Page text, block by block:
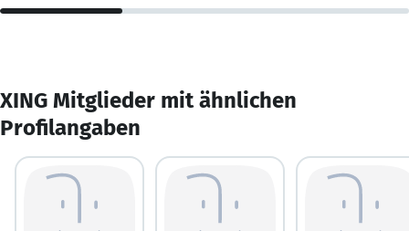
XING Mitglieder mit ähnlichen
Profilangaben